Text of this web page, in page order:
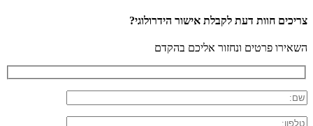
צריכים חוות דעת לקבלת אישור הידרולוגי?
השאירו פרטים ונחזור אליכם בהקדם